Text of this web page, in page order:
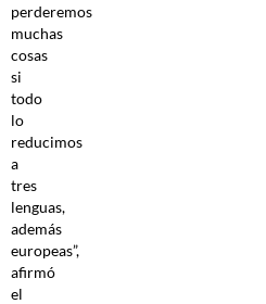
perderemos
muchas
cosas
si
todo
lo
reducimos
a
tres
lenguas,
además
europeas”,
afirmó
el